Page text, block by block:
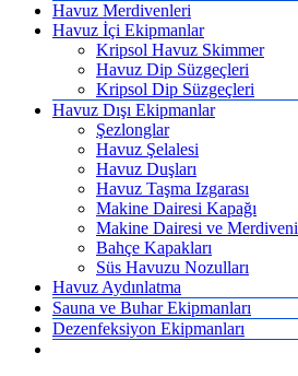
Havuz Merdivenleri
Havuz İçi Ekipmanlar
Kripsol Havuz Skimmer
Havuz Dip Süzgeçleri
Kripsol Dip Süzgeçleri
Havuz Dışı Ekipmanlar
Şezlonglar
Havuz Şelalesi
Havuz Duşları
Havuz Taşma Izgarası
Makine Dairesi Kapağı
Makine Dairesi ve Merdiveni
Bahçe Kapakları
Süs Havuzu Nozulları
Havuz Aydınlatma
Sauna ve Buhar Ekipmanları
Dezenfeksiyon Ekipmanları